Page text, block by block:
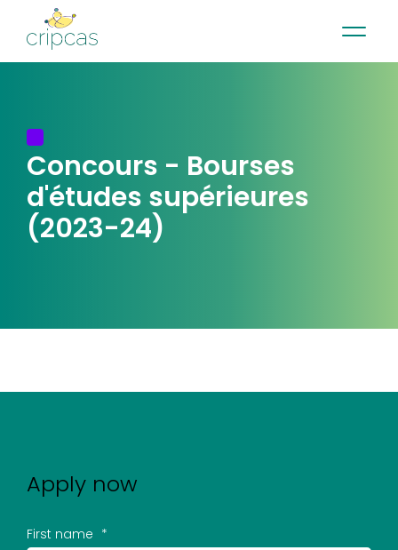
Contact Français
Concours - Bourses
d'études supérieures
(2023-24)
Apply now
First name *